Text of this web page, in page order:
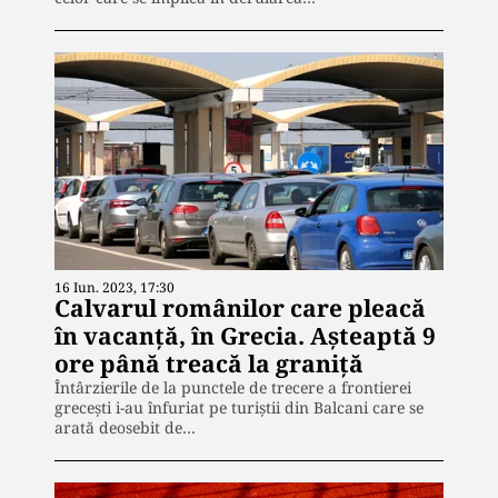
16 Iun. 2023, 17:30
Calvarul românilor care pleacă
în vacanță, în Grecia. Așteaptă 9
ore până treacă la graniță
Întârzierile de la punctele de trecere a frontierei
grecești i-au înfuriat pe turiștii din Balcani care se
arată deosebit de…